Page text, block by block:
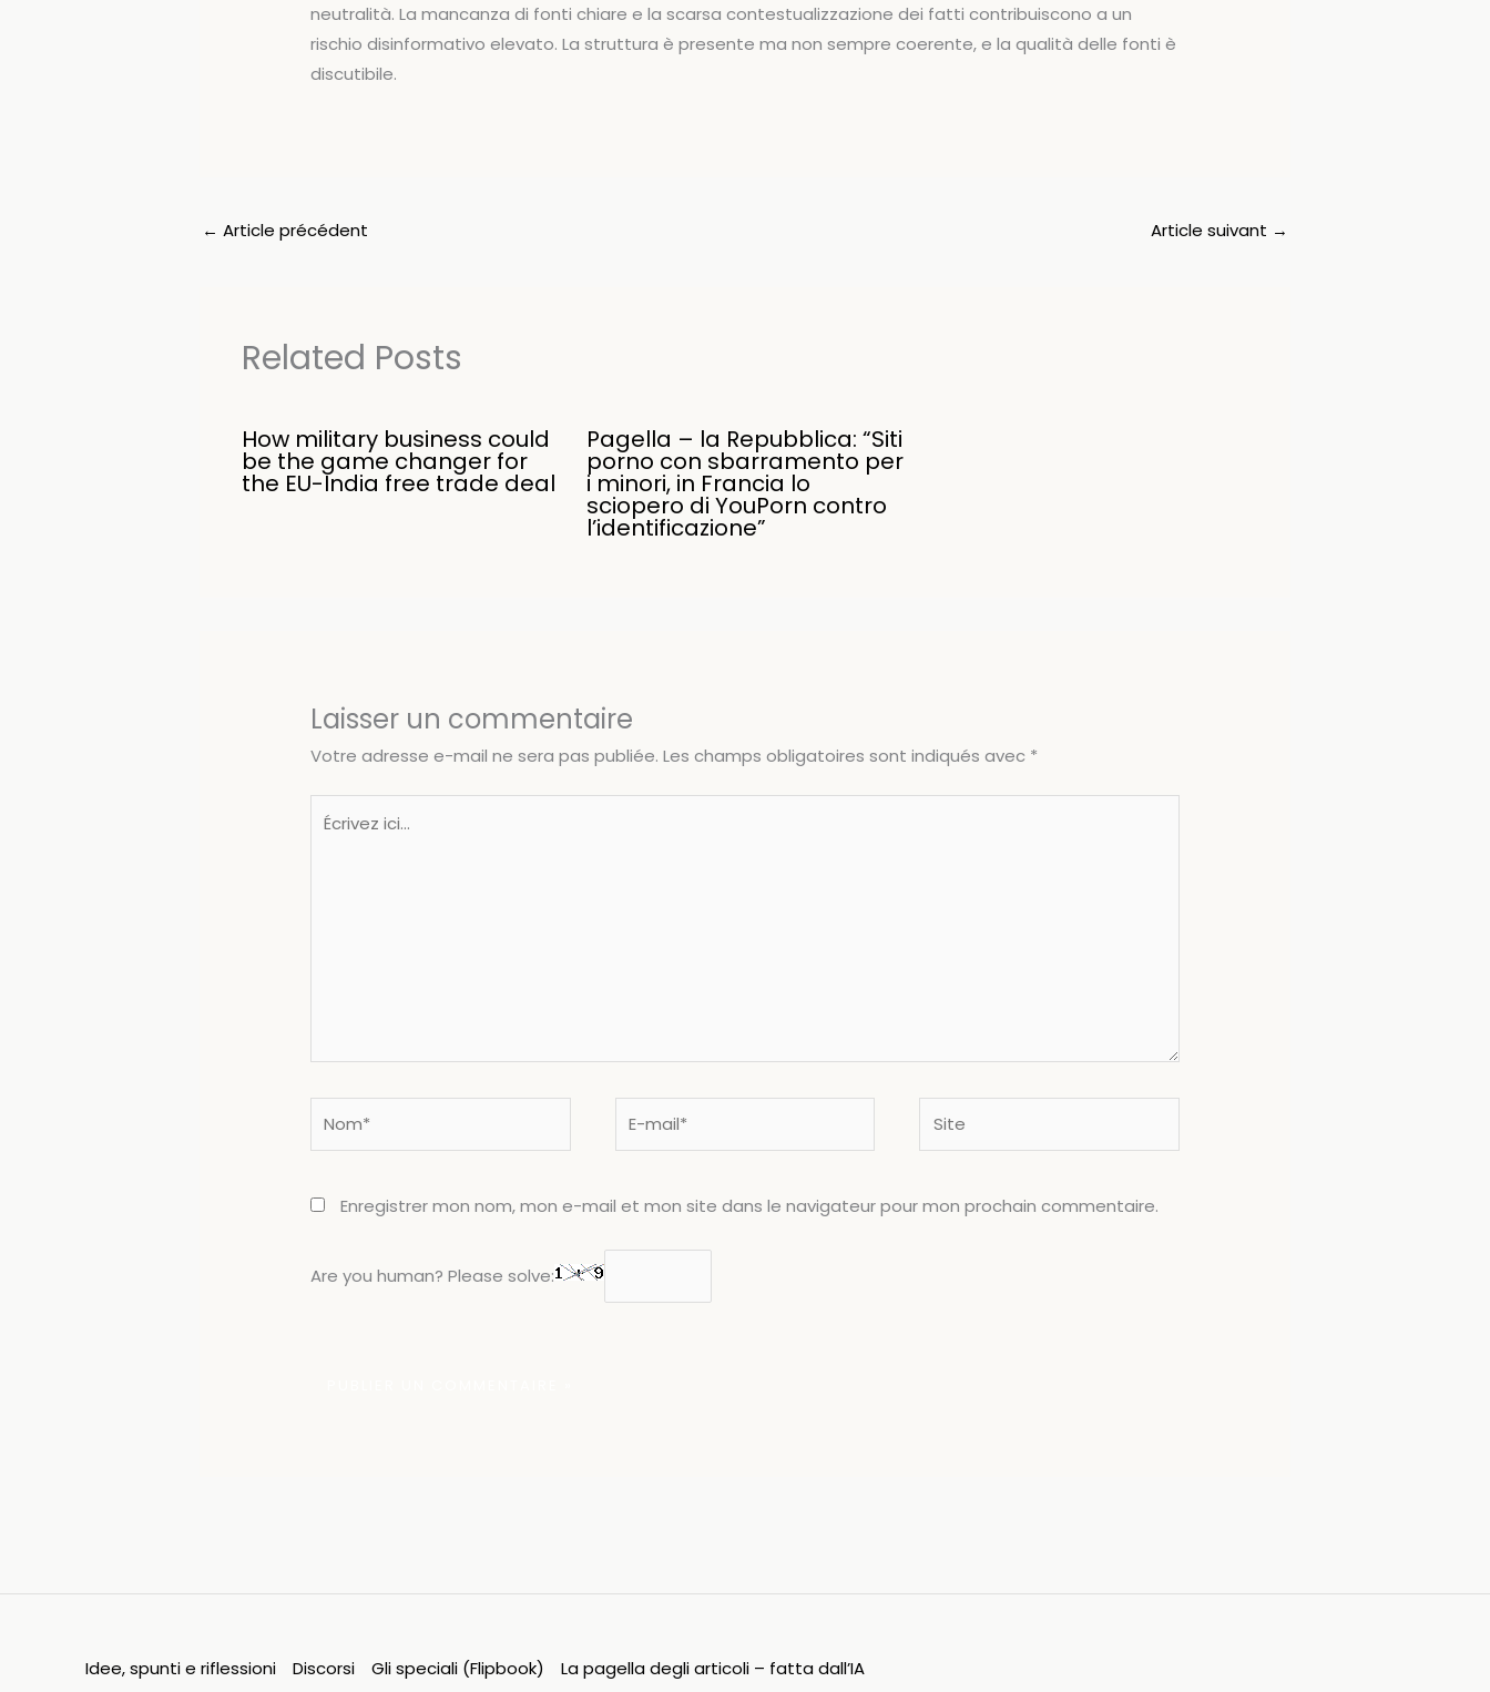
neutralità. La mancanza di fonti chiare e la scarsa contestualizzazione dei fatti contribuiscono a un
rischio disinformativo elevato. La struttura è presente ma non sempre coerente, e la qualità delle fonti è
discutibile.
← Article précédent Article suivant →
Related Posts
How military business could
be the game changer for
the EU-India free trade deal
Pagella – la Repubblica: “Siti
porno con sbarramento per
i minori, in Francia lo
sciopero di YouPorn contro
l’identificazione”
Laisser un commentaire
Votre adresse e-mail ne sera pas publiée. Les champs obligatoires sont indiqués avec *
Enregistrer mon nom, mon e-mail et mon site dans le navigateur pour mon prochain commentaire.
Are you human? Please solve:
Idee, spunti e riflessioni Discorsi Gli speciali (Flipbook)
La pagella degli articoli – fatta dall’IA